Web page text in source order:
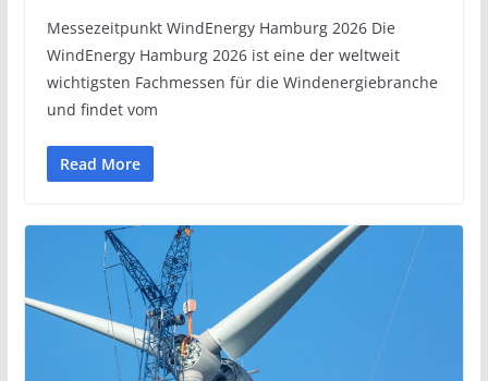
Messezeitpunkt WindEnergy Hamburg 2026 Die
WindEnergy Hamburg 2026 ist eine der weltweit
wichtigsten Fachmessen für die Windenergiebranche
und findet vom
Read More